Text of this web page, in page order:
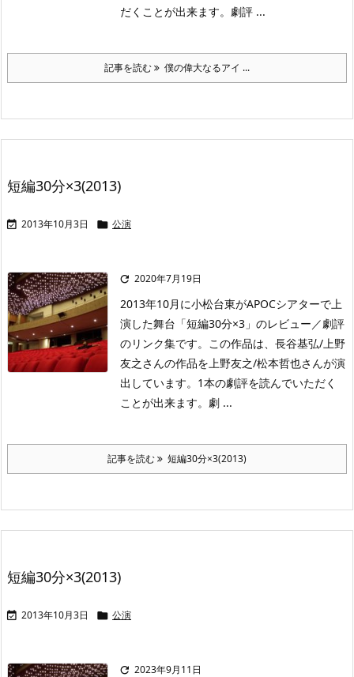
だくことが出来ます。劇評 ...
記事を読む 僕の偉大なるアイ ...
短編30分×3(2013)
 2013年10月3日  公演
 2020年7月19日
2013年10月に小松台東がAPOCシアターで上
演した舞台「短編30分×3」のレビュー／劇評
のリンク集です。この作品は、長谷基弘/上野
友之さんの作品を上野友之/松本哲也さんが演
出しています。1本の劇評を読んでいただく
ことが出来ます。劇 ...
記事を読む 短編30分×3(2013)
短編30分×3(2013)
 2013年10月3日  公演
 2023年9月11日